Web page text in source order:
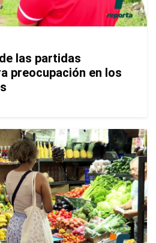
las partidas
preocupación en los